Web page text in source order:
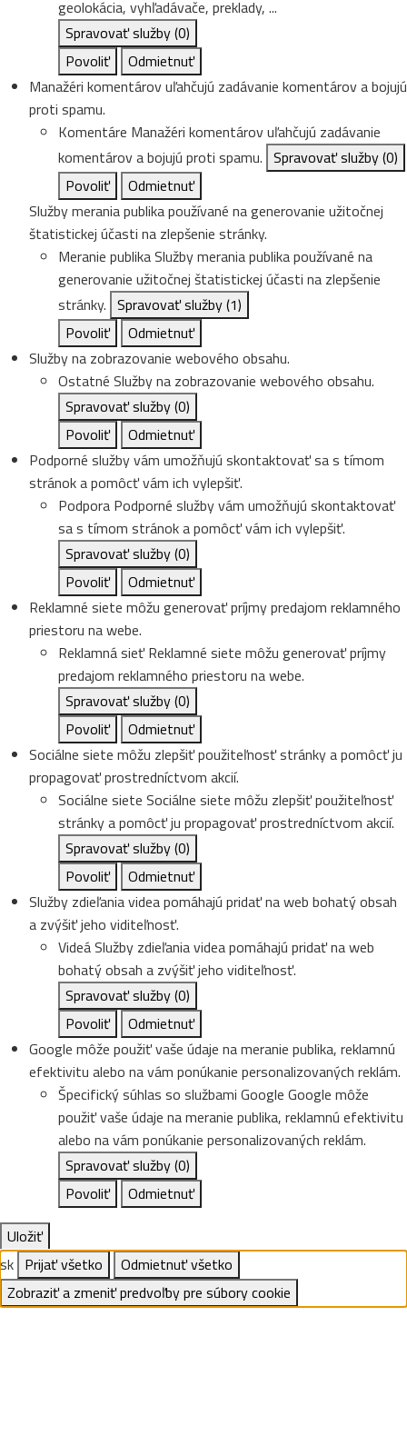
geolokácia, vyhľadávače, preklady, ...
Spravovať služby(0)
Povoliť
Odmietnuť
Manažéri komentárov uľahčujú zadávanie komentárov a bojujú
proti spamu.
Komentáre Manažéri komentárov uľahčujú zadávanie
komentárov a bojujú proti spamu. Spravovať služby(0)
Povoliť
Odmietnuť
Služby merania publika používané na generovanie užitočnej
štatistickej účasti na zlepšenie stránky.
Meranie publikaSlužby merania publika používané na
generovanie užitočnej štatistickej účasti na zlepšenie
stránky. Spravovať služby(1)
Povoliť
Odmietnuť
Služby na zobrazovanie webového obsahu.
Ostatné Služby na zobrazovanie webového obsahu.
Spravovať služby(0)
Povoliť
Odmietnuť
Podporné služby vám umožňujú skontaktovať sa s tímom
stránok a pomôcť vám ich vylepšiť.
Podpora Podporné služby vám umožňujú skontaktovať
sa s tímom stránok a pomôcť vám ich vylepšiť.
Spravovať služby(0)
Povoliť
Odmietnuť
Reklamné siete môžu generovať príjmy predajom reklamného
priestoru na webe.
Reklamná sieť Reklamné siete môžu generovať príjmy
predajom reklamného priestoru na webe.
Spravovať služby(0)
Povoliť
Odmietnuť
Sociálne siete môžu zlepšiť použiteľnosť stránky a pomôcť ju
propagovať prostredníctvom akcií.
Sociálne siete Sociálne siete môžu zlepšiť použiteľnosť
stránky a pomôcť ju propagovať prostredníctvom akcií.
Spravovať služby(0)
Povoliť
Odmietnuť
Služby zdieľania videa pomáhajú pridať na web bohatý obsah
a zvýšiť jeho viditeľnosť.
VideáSlužby zdieľania videa pomáhajú pridať na web
bohatý obsah a zvýšiť jeho viditeľnosť.
Spravovať služby(0)
Povoliť
Odmietnuť
Google môže použiť vaše údaje na meranie publika, reklamnú
efektivitu alebo na vám ponúkanie personalizovaných reklám.
Špecifický súhlas so službami Google Google môže
použiť vaše údaje na meranie publika, reklamnú efektivitu
alebo na vám ponúkanie personalizovaných reklám.
Spravovať služby(0)
Povoliť
Odmietnuť
Uložiť
sk Prijať všetko
Odmietnuť všetko
Zobraziť a zmeniť predvoľby pre súbory cookie